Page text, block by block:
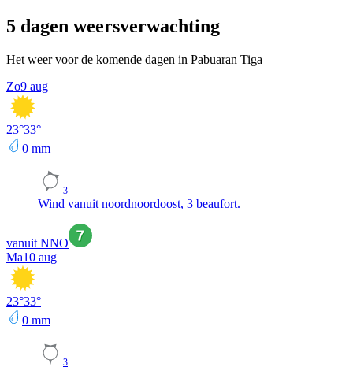
5 dagen weersverwachting
Het weer voor de komende dagen in Pabuaran Tiga
Zo9 aug
23°33°
0 mm
3
Wind vanuit noordnoordoost, 3 beaufort.
vanuit NNO
Ma10 aug
23°33°
0 mm
3